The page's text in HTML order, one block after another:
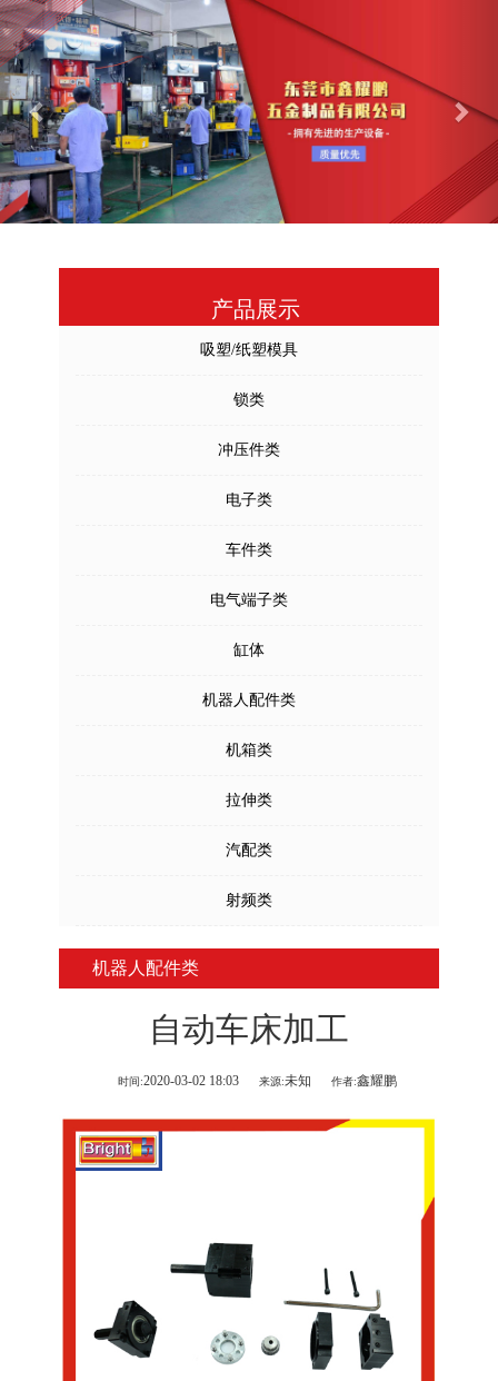
Previous
产品展示
吸塑/纸塑模具
锁类
冲压件类
电子类
车件类
电气端子类
缸体
机器人配件类
机箱类
拉伸类
汽配类
射频类
机器人配件类
自动车床加工
时间:2020-03-02 18:03 来源:未知 作者:鑫耀鹏